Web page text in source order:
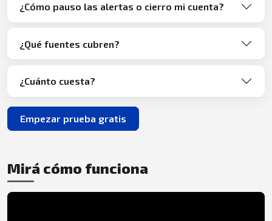
¿Cómo pauso las alertas o cierro mi cuenta?
¿Qué fuentes cubren?
¿Cuánto cuesta?
Empezar prueba gratis
Mirá cómo funciona